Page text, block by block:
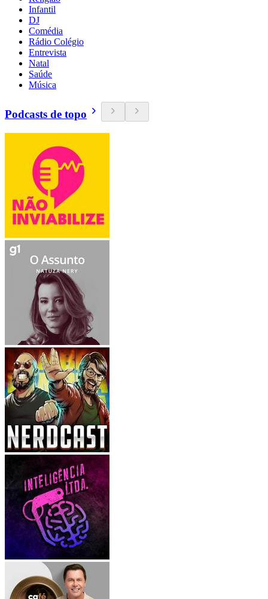
Infantil
DJ
Comédia
Rádio Colégio
Entrevista
Natal
Saúde
Música
Podcasts de topo